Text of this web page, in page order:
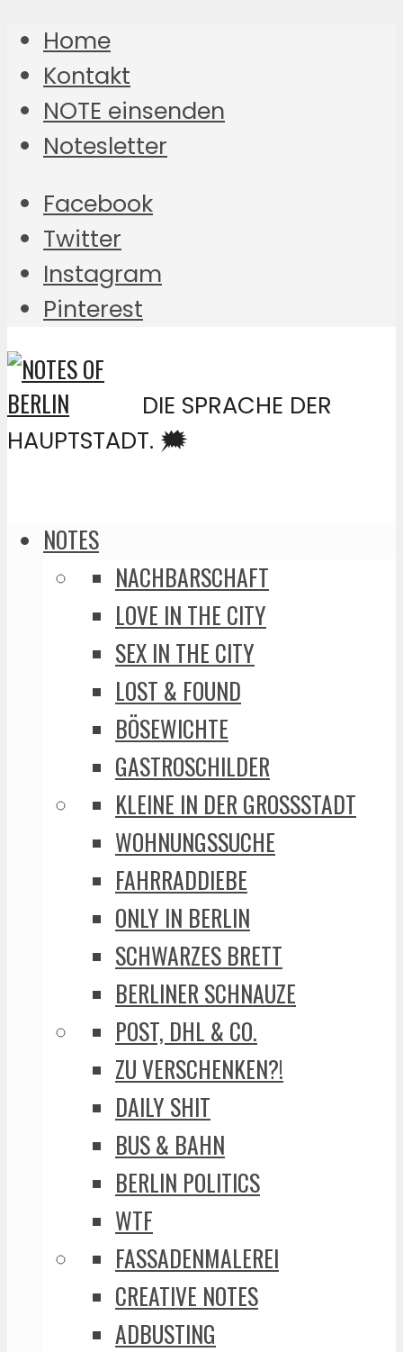
Home
Kontakt
NOTE einsenden
Notesletter
Facebook
Twitter
Instagram
Pinterest
DIE SPRACHE DER
HAUPTSTADT. 🗯️
NOTES
NACHBARSCHAFT
LOVE IN THE CITY
SEX IN THE CITY
LOST & FOUND
BÖSEWICHTE
GASTROSCHILDER
KLEINE IN DER GROSSSTADT
WOHNUNGSSUCHE
FAHRRADDIEBE
ONLY IN BERLIN
SCHWARZES BRETT
BERLINER SCHNAUZE
POST, DHL & CO.
ZU VERSCHENKEN?!
DAILY SHIT
BUS & BAHN
BERLIN POLITICS
WTF
FASSADENMALEREI
CREATIVE NOTES
ADBUSTING